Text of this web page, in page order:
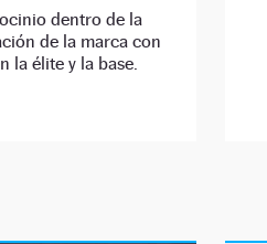
dentro de la
de la marca con
la élite y la base.